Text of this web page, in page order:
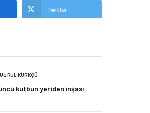
Twitter
KÜRKÇÜ
kutbun yeniden inşası